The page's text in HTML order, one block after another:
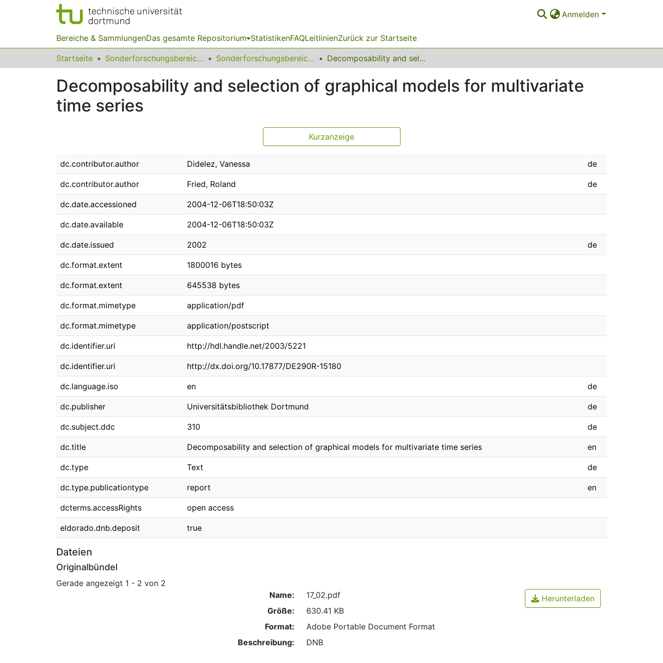
Anmelden
Bereiche & SammlungenDas gesamte Repositorium StatistikenFAQLeitlinienZurück zur Startseite
Startseite Sonderforschungsbereiche Sonderforschungsbereich (SFB) 475 Decomposability and selection of graphical models for multivariate time series
Decomposability and selection of graphical models for multivariate
time series
Kurzanzeige
dc.contributor.author Didelez, Vanessa de
dc.contributor.author Fried, Roland de
dc.date.accessioned 2004-12-06T18:50:03Z
dc.date.available 2004-12-06T18:50:03Z
dc.date.issued 2002 de
dc.format.extent 1800016 bytes
dc.format.extent 645538 bytes
dc.format.mimetype application/pdf
dc.format.mimetype application/postscript
dc.identifier.uri http://hdl.handle.net/2003/5221
dc.identifier.uri http://dx.doi.org/10.17877/DE290R-15180
dc.language.iso en de
dc.publisher Universitätsbibliothek Dortmund de
dc.subject.ddc 310 de
dc.title Decomposability and selection of graphical models for multivariate time series en
dc.type Text de
dc.type.publicationtype report en
dcterms.accessRights open access
eldorado.dnb.deposit true
Dateien
Originalbündel
Gerade angezeigt 1 - 2 von 2
Name:
17_02.pdf
Größe:
630.41 KB
Format:
Adobe Portable Document Format
Beschreibung:
DNB
Herunterladen